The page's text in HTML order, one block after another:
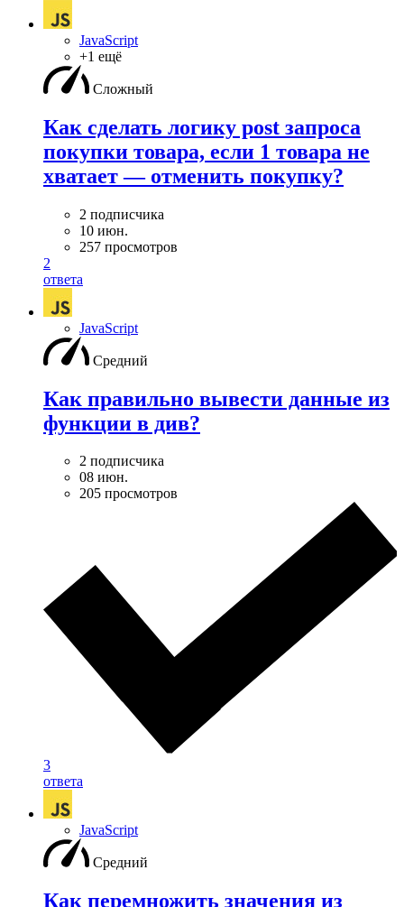
JavaScript
+1 ещё
Сложный
Как сделать логику post запроса
покупки товара, если 1 товара не
хватает — отменить покупку?
2 подписчика
10 июн.
257 просмотров
2
ответа
JavaScript
Средний
Как правильно вывести данные из
функции в див?
2 подписчика
08 июн.
205 просмотров
3
ответа
JavaScript
Средний
Как перемножить значения из